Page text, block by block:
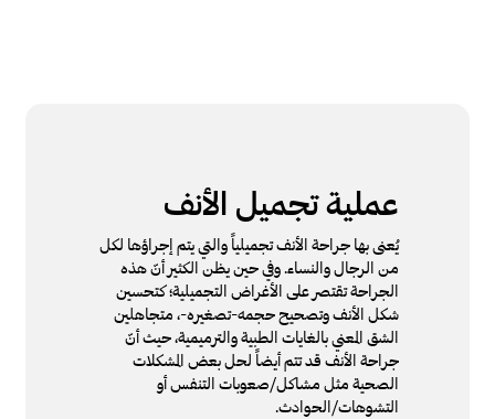
عملية تجميل الأنف
يُعنى بها جراحة الأنف تجميلياً والتي يتم إجراؤها لكل
من الرجال والنساء. وفي حين يظن الكثير أنّ هذه
الجراحة تقتصر على الأغراض التجميلية؛ كتحسين
شكل الأنف وتصحيح حجمه-تصغيره-، متجاهلين
الشق المعني بالغايات الطبية والترميمية، حيث أنّ
جراحة الأنف قد تتم أيضاً لحل بعض المشكلات
الصحية مثل مشاكل/صعوبات التنفس أو
التشوهات/الحوادث.